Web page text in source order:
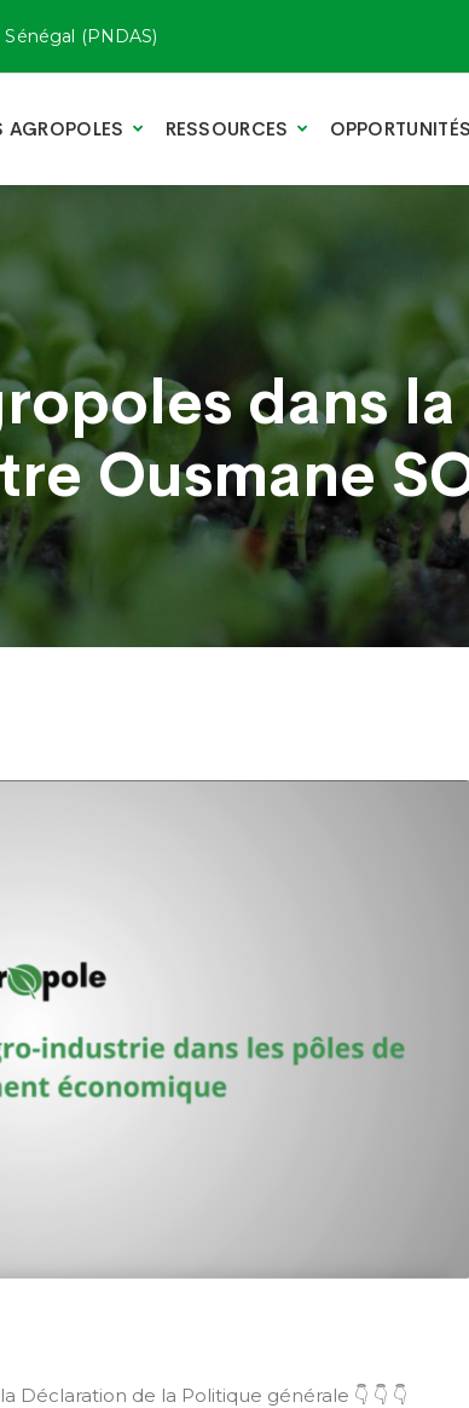
(PNDAS)
AGROPOLES RESSOURCES OPPORTUNITÉS
dans
Ousmane
Déclaration de la Politique générale 👇 👇 👇